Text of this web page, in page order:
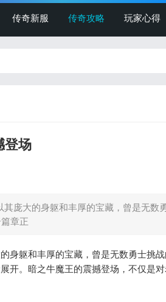
传奇新服 传奇攻略 玩家心得
登场
大的身躯和丰厚的宝藏，曾是无数
章正
躯和丰厚的宝藏，曾是无数勇士挑战
开。暗之牛魔王的震撼登场，不仅是